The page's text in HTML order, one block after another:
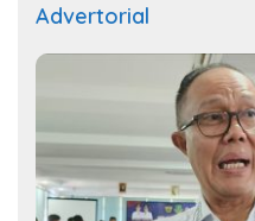
Advertorial